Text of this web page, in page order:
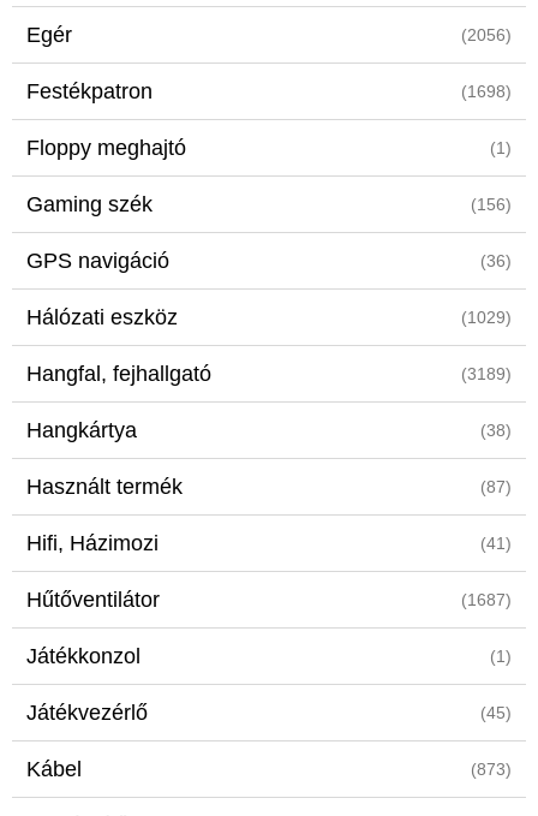
Egér (2056)
Festékpatron (1698)
Floppy meghajtó (1)
Gaming szék (156)
GPS navigáció (36)
Hálózati eszköz (1029)
Hangfal, fejhallgató (3189)
Hangkártya (38)
Használt termék (87)
Hifi, Házimozi (41)
Hűtőventilátor (1687)
Játékkonzol (1)
Játékvezérlő (45)
Kábel (873)